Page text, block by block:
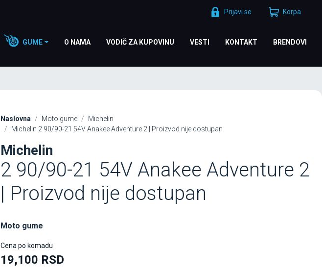
Prijavi se Korpa
GUME O NAMA VODIČ ZA KUPOVINU VESTI KONTAKT BRENDOVI
Naslovna Moto gume
Michelin
Michelin 2 90/90-21 54V Anakee Adventure 2 | Proizvod nije dostupan
Michelin
2 90/90-21 54V Anakee Adventure 2
| Proizvod nije dostupan
Moto gume
Cena po komadu
19,100 RSD